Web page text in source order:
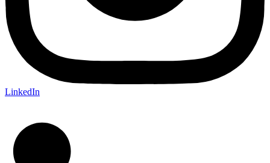
LinkedIn